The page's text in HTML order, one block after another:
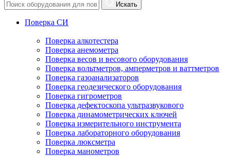
Искать
Поверка СИ
Поверка алкотестера
Поверка анемометра
Поверка весов и весового оборудования
Поверка вольтметров, амперметров и ваттметров
Поверка газоанализаторов
Поверка геодезического оборудования
Поверка гигрометров
Поверка дефектоскопа ультразвукового
Поверка динамометрических ключей
Поверка измерительного инструмента
Поверка лабораторного оборудования
Поверка люксметра
Поверка манометров